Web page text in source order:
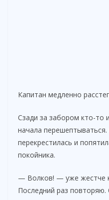
Капитан медленно
Сзади за забором кто-то
начала
перекрестилась и
покойника.
— Волков! — уже жестче
Последний раз повторяю.